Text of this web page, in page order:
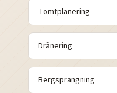
Tomtplanering
Dränering
Bergsprängning